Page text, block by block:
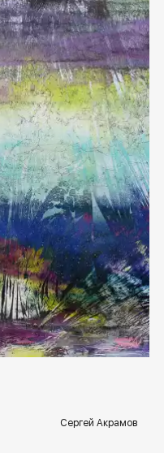
ekb.rakovgallery.ru
Сергей Акрамов